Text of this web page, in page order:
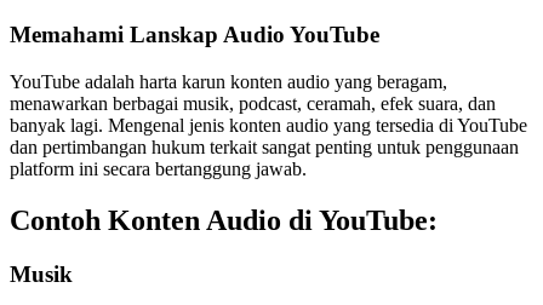
Memahami Lanskap Audio YouTube
YouTube adalah harta karun konten audio yang beragam,
menawarkan berbagai musik, podcast, ceramah, efek suara, dan
banyak lagi. Mengenal jenis konten audio yang tersedia di YouTube
dan pertimbangan hukum terkait sangat penting untuk penggunaan
platform ini secara bertanggung jawab.
Contoh Konten Audio di YouTube:
Musik